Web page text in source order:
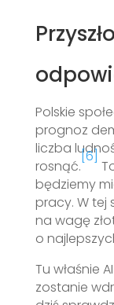
Polskie
prognoz
liczba
rosnąć.
[6]
będziemy
pracy. W tej
na wagę
o
Tu właśnie
zostanie